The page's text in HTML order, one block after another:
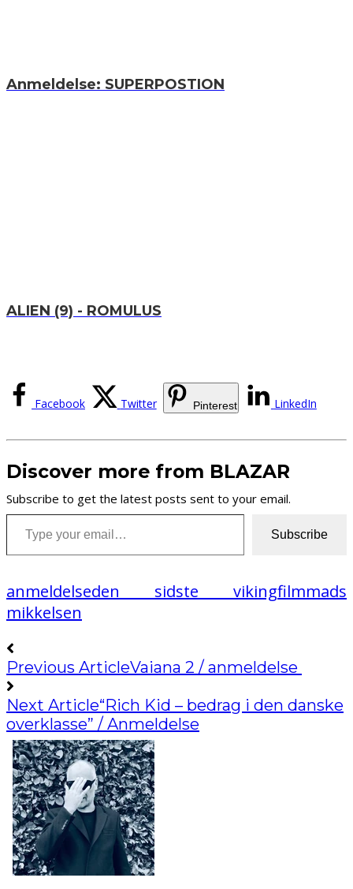
Anmeldelse: SUPERPOSTION
ALIEN (9) - ROMULUS
Facebook Twitter Pinterest LinkedIn
Discover more from BLAZAR
Subscribe to get the latest posts sent to your email.
Type your email…
Subscribe
anmeldelseden sidste vikingfilmmads
mikkelsen
Previous ArticleVaiana 2 / anmeldelse
Next Article“Rich Kid – bedrag i den danske
overklasse” / Anmeldelse